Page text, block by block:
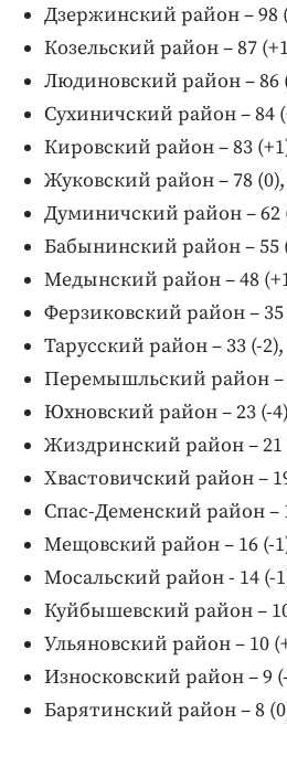
Дзержинский район – 98
Козельский район – 87
Людиновский район – 86
Сухиничский район – 84
Кировский район – 83
Жуковский район – 78 (0),
Думиничский район – 62
Бабынинский район – 55
Медынский район – 48
Ферзиковский район – 35
Тарусский район – 33 (-2),
Перемышльский район –
Юхновский район – 23 (-
Жиздринский район – 21
Хвастовичский район –
Спас-Деменский район –
Мещовский район – 16 (-
Мосальский район - 14 (-
Куйбышевский район –
Ульяновский район – 10
Износковский район – 9
Барятинский район – 8